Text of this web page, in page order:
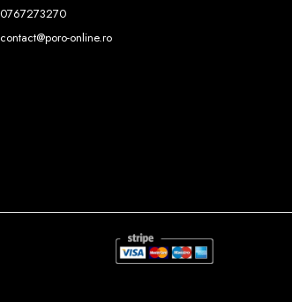
0767273270
contact@poro-online.ro